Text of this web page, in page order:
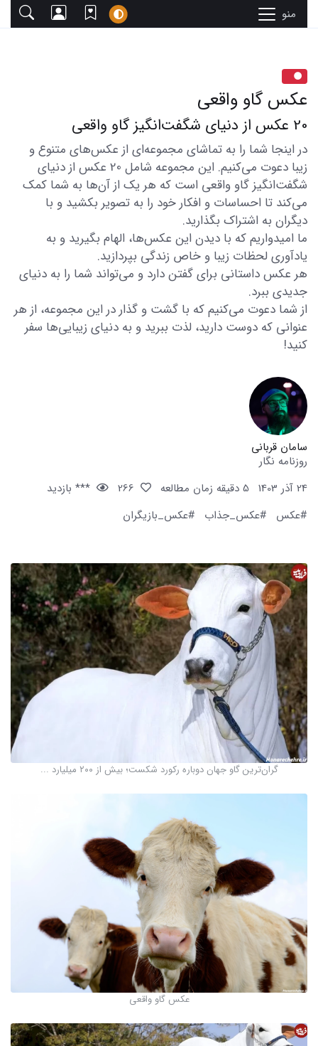
منو
عکس گاو واقعی
20 عکس از دنیای شگفت‌انگیز گاو واقعی
در اینجا شما را به تماشای مجموعه‌ای از عکس‌های متنوع و
زیبا دعوت می‌کنیم. این مجموعه شامل 20 عکس از دنیای
شگفت‌انگیز گاو واقعی است که هر یک از آن‌ها به شما کمک
می‌کند تا احساسات و افکار خود را به تصویر بکشید و با
دیگران به اشتراک بگذارید.
ما امیدواریم که با دیدن این عکس‌ها، الهام بگیرید و به
یادآوری لحظات زیبا و خاص زندگی بپردازید.
هر عکس داستانی برای گفتن دارد و می‌تواند شما را به دنیای
جدیدی ببرد.
از شما دعوت می‌کنیم که با گشت و گذار در این مجموعه، از هر
عنوانی که دوست دارید، لذت ببرید و به دنیای زیبایی‌ها سفر
کنید!
سامان قربانی
روزنامه نگار
24 آذر 1403
5 دقیقه زمان مطالعه
*** بازدید
#عکس
#عکس_جذاب #عکس_بازیگران
گران‌ترین گاو جهان دوباره رکورد شکست؛ بیش از ۲۰۰ میلیارد ...
عکس گاو واقعی